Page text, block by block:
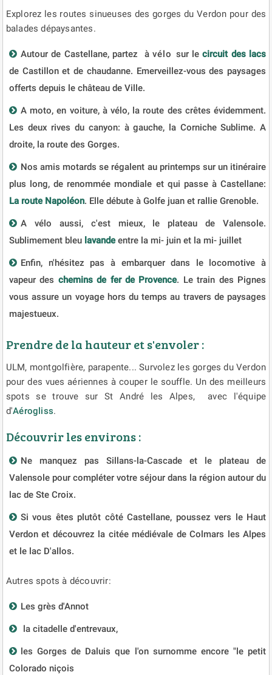
Explorez les routes sinueuses des gorges du Verdon pour des
balades dépaysantes.
Autour de Castellane, partez àvélo sur lecircuit des lacs
de Castillon et de chaudanne. Emerveillez-vous des paysages
offerts depuis le château de Ville.
A moto, en voiture, à vélo, la route des crêtes évidemment.
Les deux rives du canyon: à gauche, la Corniche Sublime. A
droite, la route des Gorges.
Nos amis motards se régalent au printemps sur un itinéraire
plus long, de renommée mondiale et qui passe à Castellane:
La route Napoléon. Elle débute à Golfe juan et rallie Grenoble.
A vélo aussi, c'est mieux, le plateau de Valensole.
Sublimement bleu lavandeentre la mi- juin et la mi- juillet
​Enfin, n'hésitez pas à embarquer dans le locomotive à
vapeur des chemins de fer de Provence. Le train des Pignes
vous assure un voyage hors du temps au travers de paysages
majestueux.
Prendre de la hauteur et s'envoler :
ULM, montgolfière, parapente... Survolez les gorges du Verdon
pour des vues aériennes à couper le souffle. Un des meilleurs
spots se trouve sur St André les Alpes, avec l'équipe
d'Aérogliss.
Découvrir les environs :
Ne manquez pas Sillans-la-Cascade et le plateau de
Valensole pour compléter votre séjour dans la région autour du
lac de Ste Croix.
Si vous êtes plutôt côté Castellane, poussez vers le Haut
Verdon et découvrez la citée médiévale de Colmars les Alpes
et le lac D'allos.
Autres spots à découvrir:
Les grès d'Annot
la citadelle d'entrevaux,
​les Gorges de Daluis que l'on surnomme encore "le petit
Colorado niçois